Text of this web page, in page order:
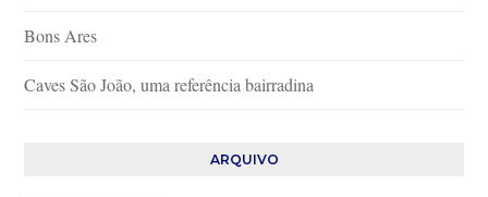
Bons Ares
Caves São João, uma referência bairradina
ARQUIVO